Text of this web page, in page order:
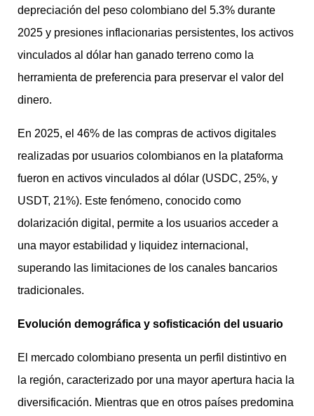
depreciación del peso colombiano del 5.3% durante
2025 y presiones inflacionarias persistentes, los activos
vinculados al dólar han ganado terreno como la
herramienta de preferencia para preservar el valor del
dinero.
En 2025, el 46% de las compras de activos digitales
realizadas por usuarios colombianos en la plataforma
fueron en activos vinculados al dólar (USDC, 25%, y
USDT, 21%). Este fenómeno, conocido como
dolarización digital, permite a los usuarios acceder a
una mayor estabilidad y liquidez internacional,
superando las limitaciones de los canales bancarios
tradicionales.
Evolución demográfica y sofisticación del usuario
El mercado colombiano presenta un perfil distintivo en
la región, caracterizado por una mayor apertura hacia la
diversificación. Mientras que en otros países predomina